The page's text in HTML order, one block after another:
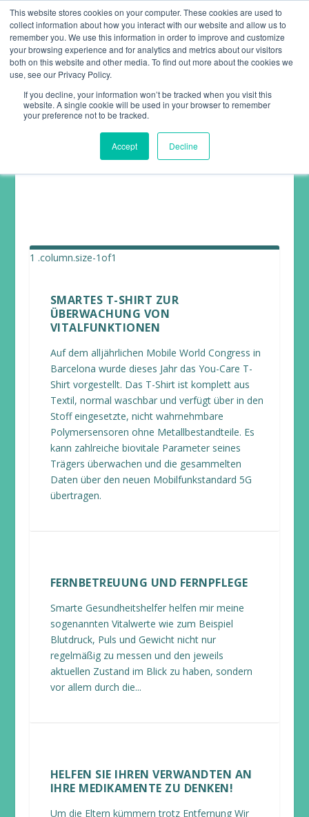
This website stores cookies on your computer. These cookies are used to
collect information about how you interact with our website and allow us to
remember you. We use this information in order to improve and customize
your browsing experience and for analytics and metrics about our visitors
both on this website and other media. To find out more about the cookies we
use, see our Privacy Policy.
If you decline, your information won’t be tracked when you visit this
website. A single cookie will be used in your browser to remember
your preference not to be tracked.
Accept Decline
ARTIKEL ZUR PFLEGE &
BETREUUNG AUS DER
SMARTES T-SHIRT ZUR
ÜBERWACHUNG VON
VITALFUNKTIONEN
Auf dem alljährlichen Mobile World Congress in
Barcelona wurde dieses Jahr das You-Care T-
Shirt vorgestellt. Das T-Shirt ist komplett aus
Textil, normal waschbar und verfügt über in den
Stoff eingesetzte, nicht wahrnehmbare
Polymersensoren ohne Metallbestandteile. Es
kann zahlreiche biovitale Parameter seines
Trägers überwachen und die gesammelten
Daten über den neuen Mobilfunkstandard 5G
übertragen.
FERNBETREUUNG UND FERNPFLEGE
Smarte Gesundheitshelfer helfen mir meine
sogenannten Vitalwerte wie zum Beispiel
Blutdruck, Puls und Gewicht nicht nur
regelmäßig zu messen und den jeweils
aktuellen Zustand im Blick zu haben, sondern
vor allem durch die...
HELFEN SIE IHREN VERWANDTEN AN
IHRE MEDIKAMENTE ZU DENKEN!
Um die Eltern kümmern trotz Entfernung Wir